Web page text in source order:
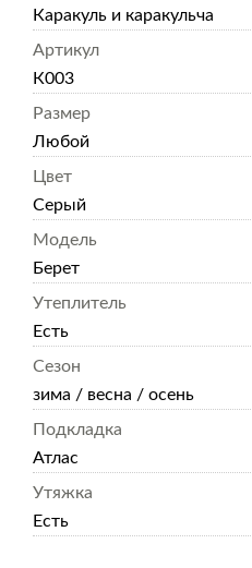
Каракуль и каракульча
Артикул
К003
Размер
Любой
Цвет
Серый
Модель
Берет
Утеплитель
Есть
Сезон
зима / весна / осень
Подкладка
Атлас
Утяжка
Есть